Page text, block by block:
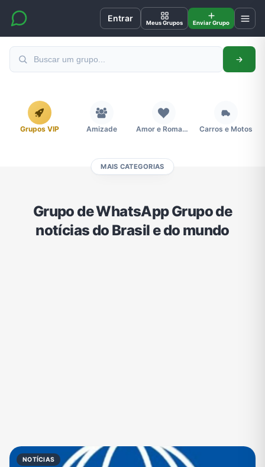
Entrar Meus Grupos Enviar Grupo
Grupos VIP Amizade Amor e Romance Carros e Motos
Divulgação Educação Emagrecimento e Perda de Peso Esportes
MAIS CATEGORIAS
Grupo de WhatsApp Grupo de
notícias do Brasil e do mundo
NOTÍCIAS